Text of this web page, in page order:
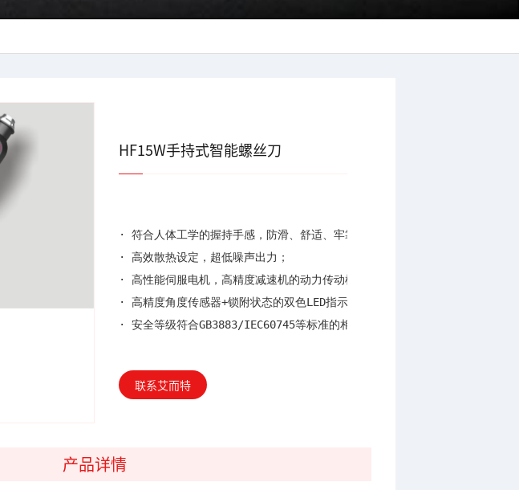
HF15W手持式智能螺丝刀
· 符合人体工学的握持手感，防滑、舒适、牢靠；
· 高效散热设定，超低噪声出力；
· 高性能伺服电机，高精度减速机的动力传动机构；
· 高精度角度传感器+锁附状态的双色LED指示；
联系艾而特
产品详情